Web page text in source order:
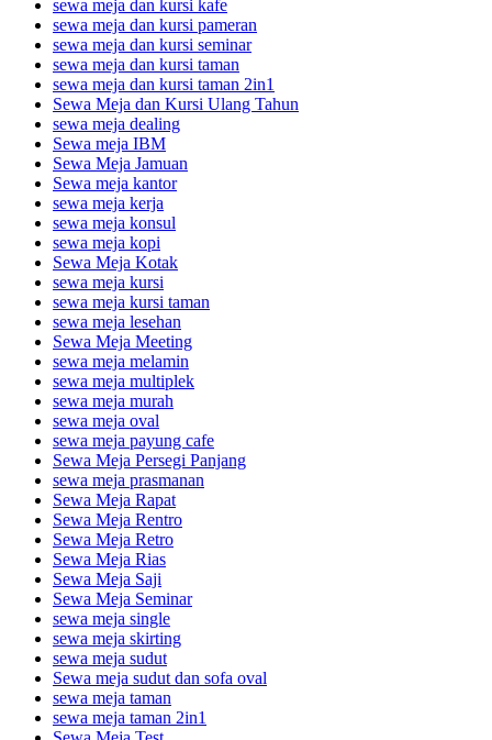
sewa meja dan kursi kafe
sewa meja dan kursi pameran
sewa meja dan kursi seminar
sewa meja dan kursi taman
sewa meja dan kursi taman 2in1
Sewa Meja dan Kursi Ulang Tahun
sewa meja dealing
Sewa meja IBM
Sewa Meja Jamuan
Sewa meja kantor
sewa meja kerja
sewa meja konsul
sewa meja kopi
Sewa Meja Kotak
sewa meja kursi
sewa meja kursi taman
sewa meja lesehan
Sewa Meja Meeting
sewa meja melamin
sewa meja multiplek
sewa meja murah
sewa meja oval
sewa meja payung cafe
Sewa Meja Persegi Panjang
sewa meja prasmanan
Sewa Meja Rapat
Sewa Meja Rentro
Sewa Meja Retro
Sewa Meja Rias
Sewa Meja Saji
Sewa Meja Seminar
sewa meja single
sewa meja skirting
sewa meja sudut
Sewa meja sudut dan sofa oval
sewa meja taman
sewa meja taman 2in1